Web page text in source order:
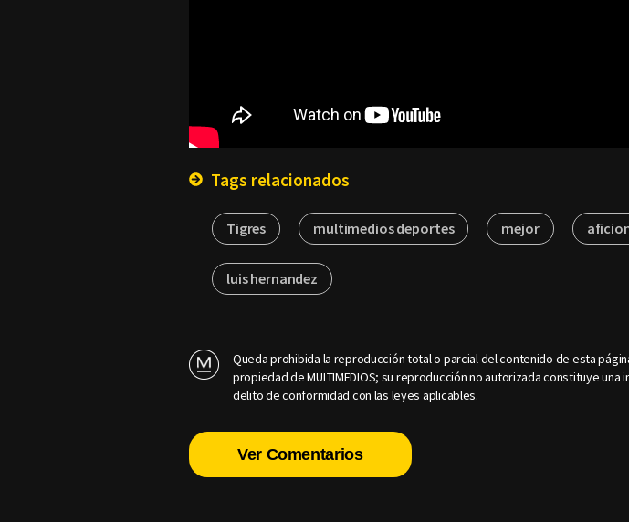
Tags relacionados
Tigres multimedios deportes mejor
luis hernandez
Queda prohibida la reproducción total o parcial del contenido de esta
propiedad de MULTIMEDIOS; su reproducción no autorizada constituye una
delito de conformidad con las leyes aplicables.
Ver Comentarios